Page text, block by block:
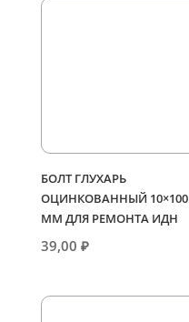
БОЛТ ГЛУХАРЬ
ОЦИНКОВАННЫЙ 10×100
ММ ДЛЯ РЕМОНТА ИДН
39,00 ₽